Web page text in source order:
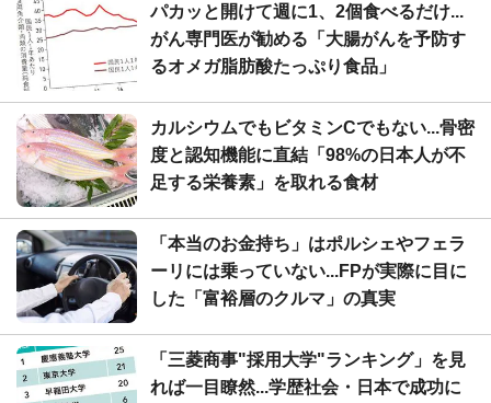
パカッと開けて週に1、2個食べるだけ...
がん専門医が勧める「大腸がんを予防す
るオメガ脂肪酸たっぷり食品」
カルシウムでもビタミンCでもない...骨密
度と認知機能に直結「98%の日本人が不
足する栄養素」を取れる食材
「本当のお金持ち」はポルシェやフェラ
ーリには乗っていない...FPが実際に目に
した「富裕層のクルマ」の真実
「三菱商事"採用大学"ランキング」を見
れば一目瞭然...学歴社会・日本で成功に